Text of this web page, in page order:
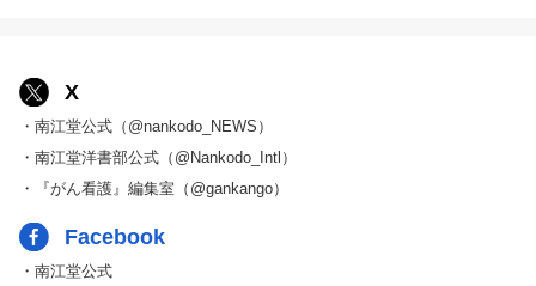
X
・南江堂公式（@nankodo_NEWS）
・南江堂洋書部公式（@Nankodo_Intl）
・『がん看護』編集室（@gankango）
Facebook
・南江堂公式